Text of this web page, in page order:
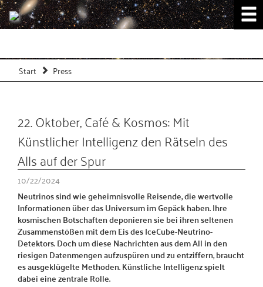
Start Press
22. Oktober, Café & Kosmos: Mit
Künstlicher Intelligenz den Rätseln des
Alls auf der Spur
10/22/2024
Neutrinos sind wie geheimnisvolle Reisende, die wertvolle
Informationen über das Universum im Gepäck haben. Ihre
kosmischen Botschaften deponieren sie bei ihren seltenen
Zusammenstößen mit dem Eis des IceCube-Neutrino-
Detektors. Doch um diese Nachrichten aus dem All in den
riesigen Datenmengen aufzuspüren und zu entziffern, braucht
es ausgeklügelte Methoden. Künstliche Intelligenz spielt
dabei eine zentrale Rolle.